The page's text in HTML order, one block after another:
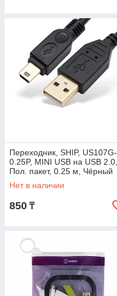
Переходник, SHIP, US107G-
0.25P, MINI USB на USB 2.0,
Пол. пакет, 0.25 м, Чёрный
Нет в наличии
850 ₸